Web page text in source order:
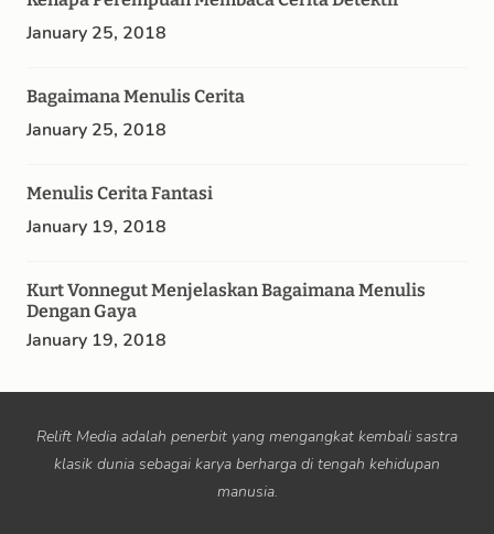
January 25, 2018
Bagaimana Menulis Cerita
January 25, 2018
Menulis Cerita Fantasi
January 19, 2018
Kurt Vonnegut Menjelaskan Bagaimana Menulis
Dengan Gaya
January 19, 2018
Relift Media adalah penerbit yang mengangkat kembali sastra
klasik dunia sebagai karya berharga di tengah kehidupan
manusia.